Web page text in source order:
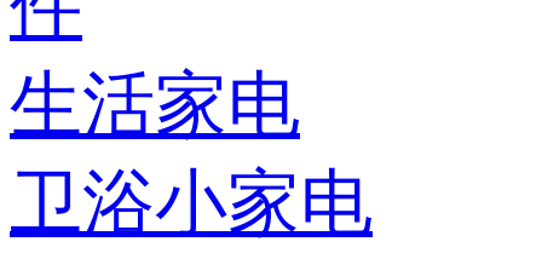
生活家电
卫浴小家电